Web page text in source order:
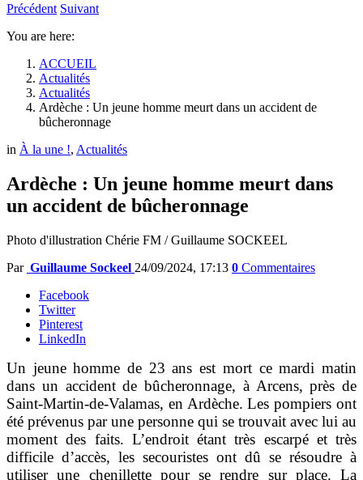
Précédent Suivant
You are here:
ACCUEIL
Actualités
Actualités
Ardèche : Un jeune homme meurt dans un accident de
bûcheronnage
in À la une !, Actualités
Ardèche : Un jeune homme meurt dans
un accident de bûcheronnage
Photo d'illustration Chérie FM / Guillaume SOCKEEL
Par Guillaume Sockeel 24/09/2024, 17:13 0 Commentaires
Facebook
Twitter
Pinterest
LinkedIn
Un jeune homme de 23 ans est mort ce mardi matin
dans un accident de bûcheronnage, à Arcens, près de
Saint-Martin-de-Valamas, en Ardèche. Les pompiers ont
été prévenus par une personne qui se trouvait avec lui au
moment des faits. L’endroit étant très escarpé et très
difficile d’accès, les secouristes ont dû se résoudre à
utiliser une chenillette pour se rendre sur place. La